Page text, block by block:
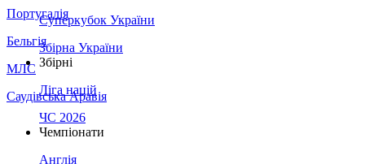
Португалія
Бельгія
МЛС
Саудівська Аравія
Суперкубок України
Збірна України
Збірні
Ліга націй
ЧС 2026
Чемпіонати
Англія